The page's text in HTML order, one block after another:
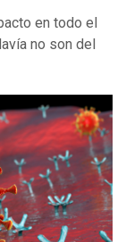
en todo el
no son del